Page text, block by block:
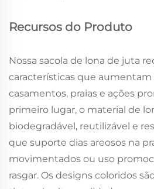
Recursos do Produto
Nossa sacola de lona de juta
características que aumentam
casamentos, praias e ações
primeiro lugar, o material de
biodegradável, reutilizável e
que suporte dias areosos na
movimentados ou uso
rasgar. Os designs coloridos